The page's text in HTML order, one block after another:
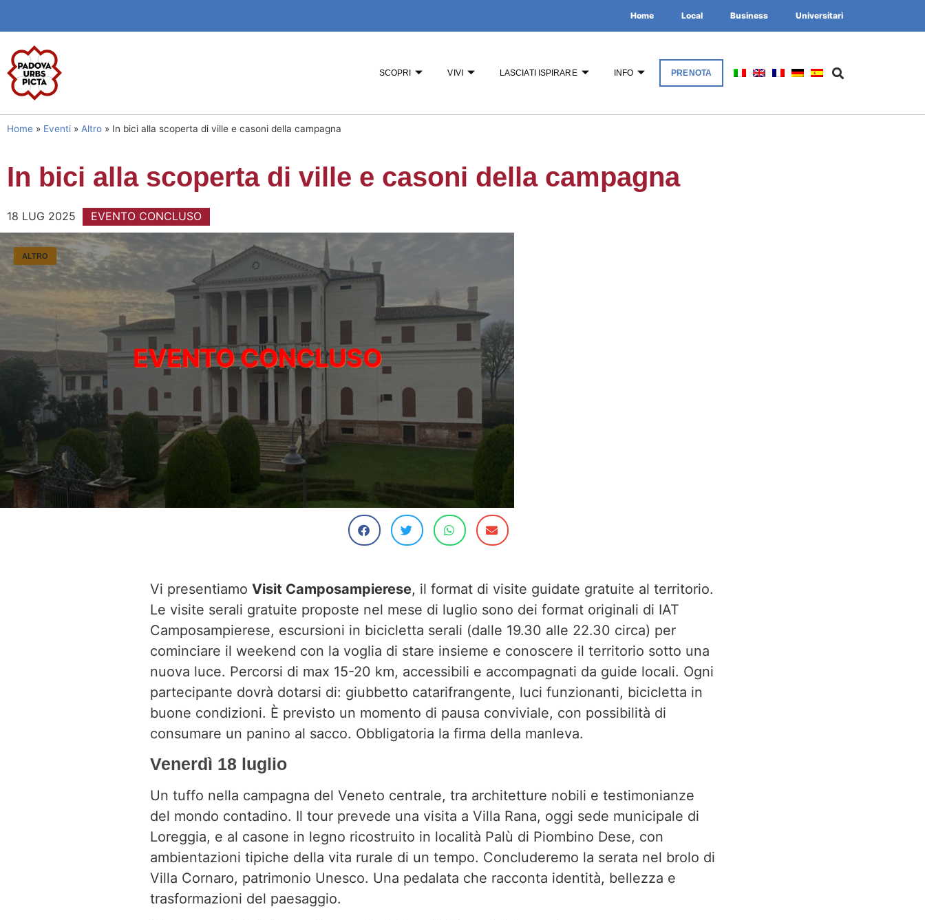
Home Local Business Universitari
SCOPRI VIVI LASCIATI ISPIRARE INFO PRENOTA
Home » Eventi » Altro » In bici alla scoperta di ville e casoni della campagna
In bici alla scoperta di ville e casoni della campagna
18 LUG 2025 EVENTO CONCLUSO
ALTRO
Vi presentiamo Visit Camposampierese, il format di visite guidate gratuite al territorio.
Le visite serali gratuite proposte nel mese di luglio sono dei format originali di IAT
Camposampierese, escursioni in bicicletta serali (dalle 19.30 alle 22.30 circa) per
cominciare il weekend con la voglia di stare insieme e conoscere il territorio sotto una
nuova luce. Percorsi di max 15-20 km, accessibili e accompagnati da guide locali. Ogni
partecipante dovrà dotarsi di: giubbetto catarifrangente, luci funzionanti, bicicletta in
buone condizioni. È previsto un momento di pausa conviviale, con possibilità di
consumare un panino al sacco. Obbligatoria la firma della manleva.
Venerdì 18 luglio
Un tuffo nella campagna del Veneto centrale, tra architetture nobili e testimonianze
del mondo contadino. Il tour prevede una visita a Villa Rana, oggi sede municipale di
Loreggia, e al casone in legno ricostruito in località Palù di Piombino Dese, con
ambientazioni tipiche della vita rurale di un tempo. Concluderemo la serata nel brolo di
Villa Cornaro, patrimonio Unesco. Una pedalata che racconta identità, bellezza e
trasformazioni del paesaggio.